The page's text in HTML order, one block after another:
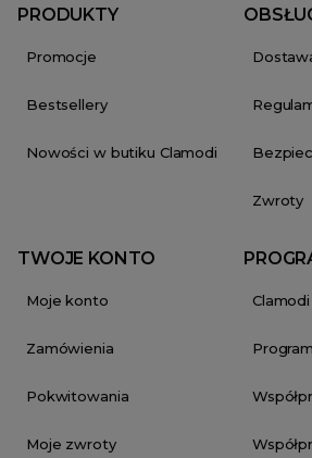
PRODUKTY
Promocje
Bestsellery
Nowości w butiku Clamodi
Zwroty
TWOJE KONTO
Moje konto
Zamówienia
Pokwitowania
Moje zwroty
Clamodi